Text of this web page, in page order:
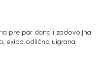
pre par dana i zadovoljna
ekipa odlično uigrana,